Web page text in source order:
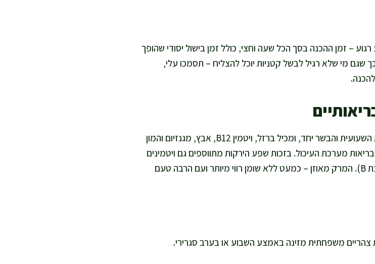
– זמן ההכנה בסך הכל שעה וחצי, כולל זמן בישול יסודי שהופך
שגם מי שלא רגיל לבשל קטניות יוכל להצליח – תסמכו עלי,
המרק הזה מספק מקור מצוין לחלבון מלא, בזכות השעועית והבשר יחד, ומכיל ברזל, ויטמין B12, אבץ, מגנזיום והמון
מערכת העיכול. בזכות שפע הירקות מתווספים גם ויטמינים
חיוניים (כמו ויטמין C, בטא קרוטן וויטמינים מקבוצת B). המרק מאוזן – כמעט ללא שומן רווי מיותר ועם הרבה טעם